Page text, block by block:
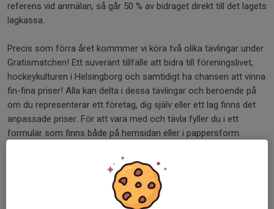
referens vid anmälan, så går 50 % av bidraget direkt till det lagets
lagkassa.
Precis som förra året kommmer vi köra två olika tävlingar under
Gratismatchen! Ett suveränt tillfälle att bidra till föreningslivet,
hockeykulturen i Helsingborg och samtidigt ha chansen att vinna
fin-fina priser! Alla kan delta i dessa tävlingar och beroende på
om du representerar ett företag, dig själv eller ett lag finns det
anpassade priser. För att vara med och tävla fyller du i ett
formulär som finns både på hemsidan eller i pappersform.
speakern under tredje perioden.
För att vara med i Gratiskampen behöver du bara stötta oss